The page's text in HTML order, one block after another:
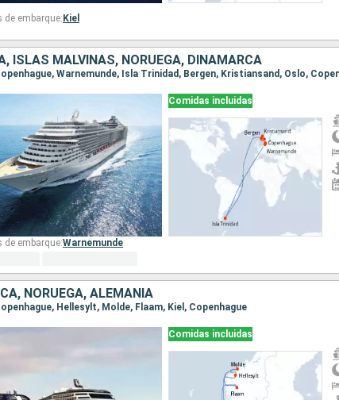
de embarque: Kiel
ISLAS MALVINAS, NORUEGA, DINAMARCA
Warnemunde, Isla Trinidad, Bergen, Kristiansand, Oslo,
Comidas incluidas
de embarque:Warnemunde
NORUEGA, ALEMANIA
Hellesylt, Molde, Flaam, Kiel, Copenhague
Comidas incluidas